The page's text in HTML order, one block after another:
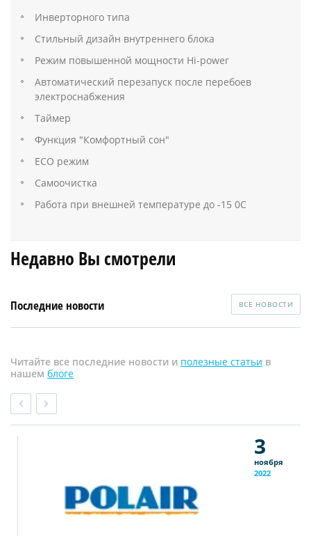
Инверторного типа
Стильный дизайн внутреннего блока
Режим повышенной мощности Hi-power
Автоматический перезапуск после перебоев
электроснабжения
Таймер
Функция "Комфортный сон"
ECO режим
Самоочистка
Работа при внешней температуре до -15 0C
Недавно Вы смотрели
Последние новости ВСЕ НОВОСТИ
Читайте все последние новости и полезные статьи в
нашем блоге
3
ноября
2022